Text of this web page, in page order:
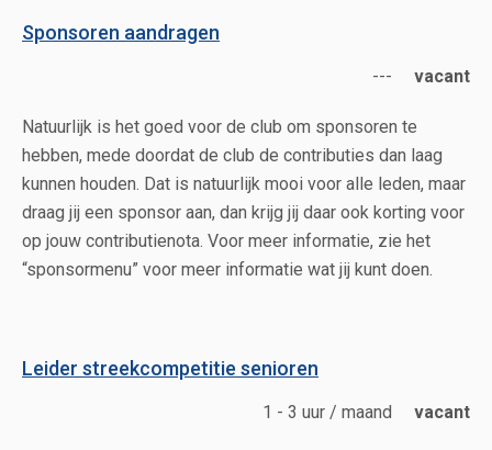
Sponsoren aandragen
--- vacant
Natuurlijk is het goed voor de club om sponsoren te
hebben, mede doordat de club de contributies dan laag
kunnen houden. Dat is natuurlijk mooi voor alle leden, maar
draag jij een sponsor aan, dan krijg jij daar ook korting voor
op jouw contributienota. Voor meer informatie, zie het
“sponsormenu” voor meer informatie wat jij kunt doen.
Leider streekcompetitie senioren
1 - 3 uur / maand vacant